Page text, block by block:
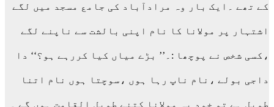
کے تھے ۔ایک بار وہ مرادآباد کی جامع مسجد میں لگے
اشتہار پر مولانا کا نام اپنی بالشت سے ناپنے لگے
،کسی شخص نے پوچھا :۔’’ بڑے میاں کیا کررہے ہو؟‘‘ دا
داجی بولے ،نام ناپ رہا ہوں ،سوچتا ہوں نام اتنا
طویل ہے تو خود یہ مولانا کتنے طویل القامت ہوں گے ۔